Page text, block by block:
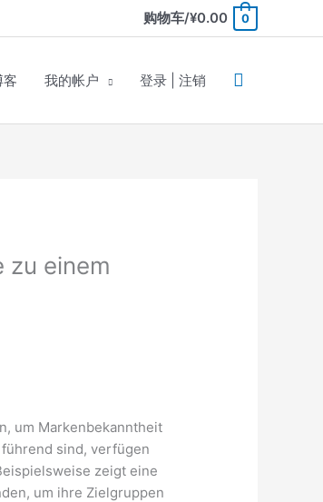
购物车/¥0.00 0
客 我的帐户 登录 | 注销
zu einem
um Markenbekanntheit
sind, verfügen
zeigt eine
um ihre Zielgruppen